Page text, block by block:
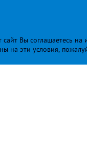
Вы соглашаетесь
на эти условия,